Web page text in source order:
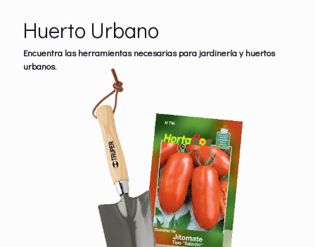
Huerto Urbano
Encuentra las herramientas necesarias para jardinería y huertos
urbanos.